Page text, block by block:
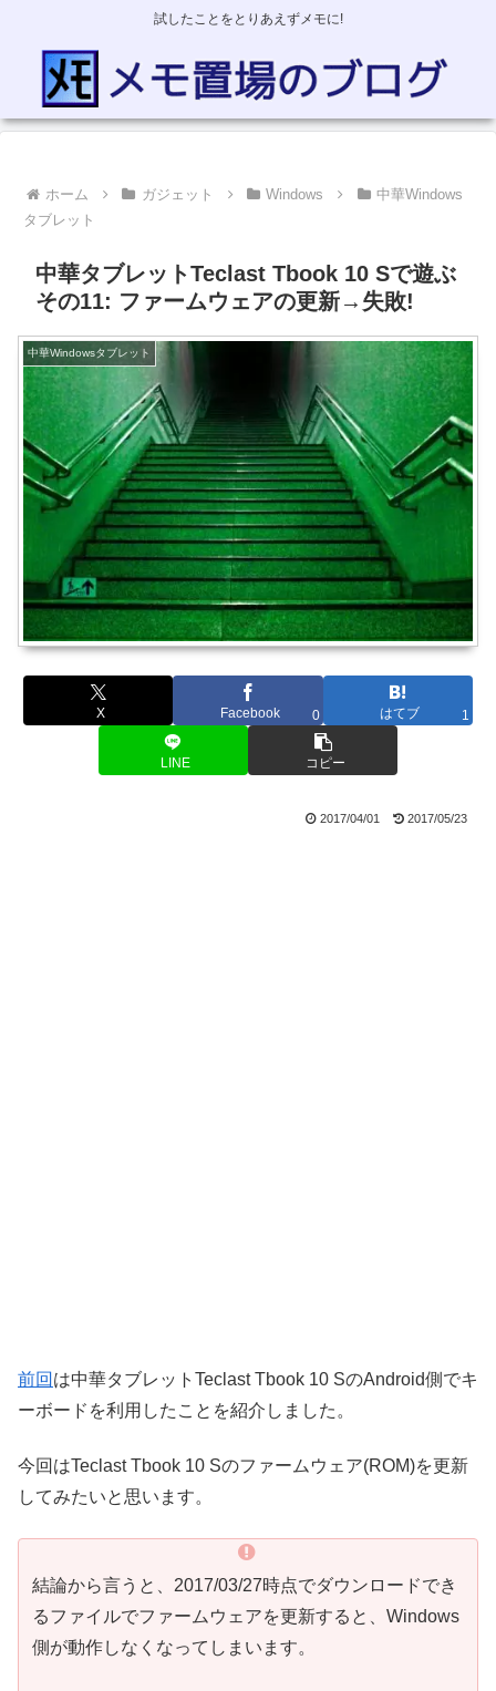
試したことをとりあえずメモに!
ホーム ガジェット Windows
中華Windows
タブレット
中華タブレットTeclast Tbook 10 Sで遊ぶ
その11: ファームウェアの更新→失敗!
中華Windowsタブレット
X Facebook 0 はてブ 1
LINE コピー
2017/04/01 2017/05/23
前回 は中華タブレットTeclast Tbook 10 SのAndroid側でキ
ーボードを利用したことを紹介しました。
今回はTeclast Tbook 10 Sのファームウェア(ROM)を更新
してみたいと思います。
結論から言うと、2017/03/27時点でダウンロードでき
るファイルでファームウェアを更新すると、Windows
側が動作しなくなってしまいます。